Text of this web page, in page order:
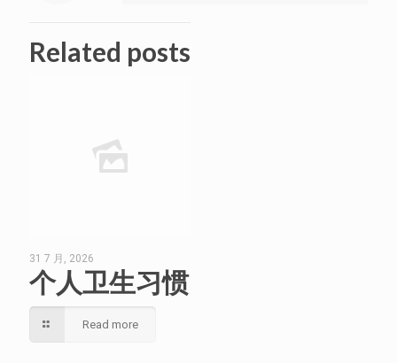
Related posts
31 7 月, 2026
个人卫生习惯
Read more